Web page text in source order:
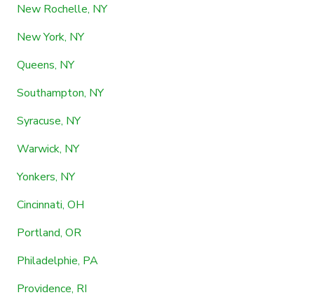
New Rochelle, NY
New York, NY
Queens, NY
Southampton, NY
Syracuse, NY
Warwick, NY
Yonkers, NY
Cincinnati, OH
Portland, OR
Philadelphie, PA
Providence, RI